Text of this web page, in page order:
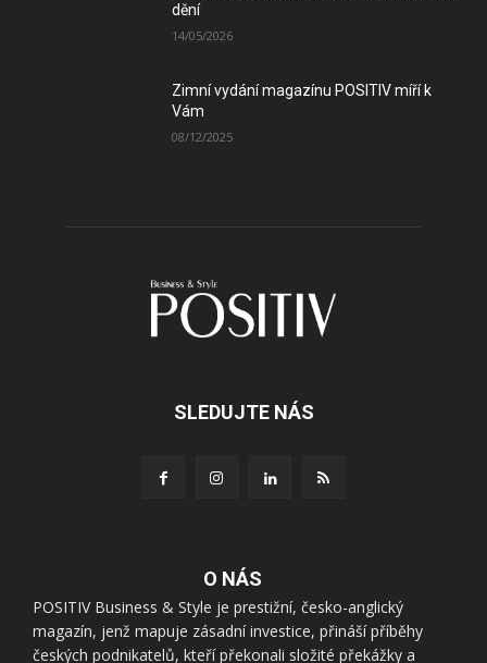
dění
14/05/2026
Zimní vydání magazínu POSITIV míří k
Vám
08/12/2025
SLEDUJTE NÁS
O NÁS
POSITIV Business & Style je prestižní, česko-anglický
magazín, jenž mapuje zásadní investice, přináší příběhy
českých podnikatelů, kteří překonali složité překážky a